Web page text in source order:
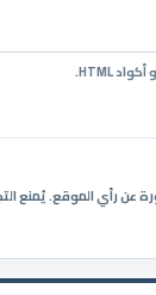
عن رأي الموقع.